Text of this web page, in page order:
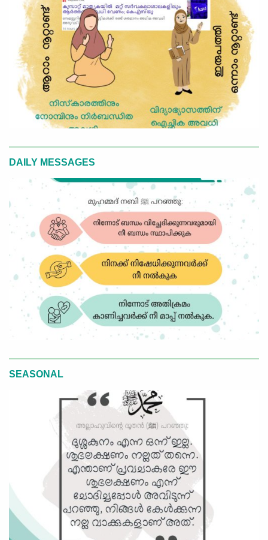
DAILY MESSAGES
SEASONAL